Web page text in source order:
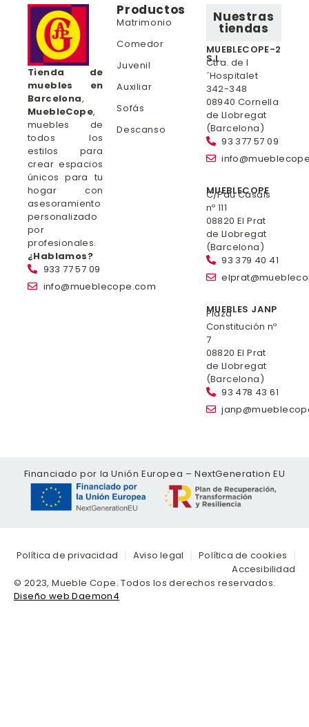
Tienda de
muebles en
Barcelona,
MuebleCope,
muebles de
todos los
estilos para
crear espacios
únicos para tu
hogar con
asesoramiento
personalizado
por
profesionales.
¿Hablamos?
933 77 57 09
info@mueblecope.com
Productos
Matrimonio
Comedor
Juvenil
Auxiliar
Sofás
Descanso
Nuestras
tiendas
MUEBLECOPE-2
S.L.
Ctra. de l
´Hospitalet
342-348
08940 Cornella
de Llobregat
(Barcelona)
93 377 57 09
MUEBLECOPE
C/Pau Casals
nº 111
08820 El Prat
de Llobregat
(Barcelona)
93 379 40 41
MUEBLES JANP
Plaza
Constitución nº
7
08820 El Prat
de Llobregat
(Barcelona)
93 478 43 61
Financiado por la Unión Europea – NextGeneration EU
© 2023, Mueble Cope. Todos los derechos reservados.
Diseño web Daemon4
Política de privacidad Aviso legal
Política de cookies
Accesibilidad